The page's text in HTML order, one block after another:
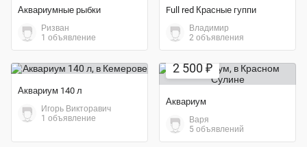
Аквариумные рыбки
Ризван
1 объявление
Full red Красные гуппи
Владимир
2 объявления
Аквариум 140 л
Игорь Викторавич
1 объявление
2 500 ₽
Аквариум
Варя
5 объявлений